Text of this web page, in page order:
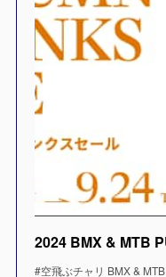
#空飛ぶチャリ BMX &